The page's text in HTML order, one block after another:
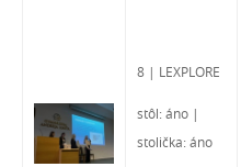
8 | LEXPLORE
stôl: áno |
stolička: áno